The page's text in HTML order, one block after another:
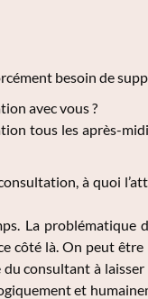
besoin de
avec vous ?
tous les après-
à quoi
La problématique
côté là. On peut
consultant à
et